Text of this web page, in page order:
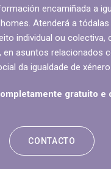
encamiñada a
Atenderá a
individual ou colectiva,
en asuntos relacionados
da igualdade de xénero.
gratuito e
CONTACTO